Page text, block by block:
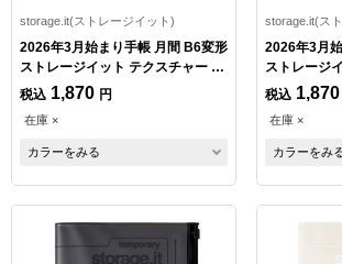
storage.it(ストレージイット)
2026年3月始まり手帳 月間 B6変形
ストレージイット テクスチャー ミ
ント
税込 1,870 円
在庫 ×
カラーをみる
storage.it(ス
2026年3月
ストレージ
ージュ
税込 1,870
在庫 ×
カラーをみ